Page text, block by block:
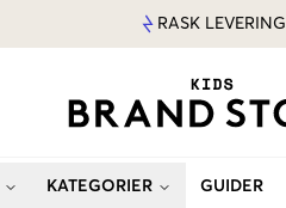
RASK LEVERING
KATEGORIER GUIDER